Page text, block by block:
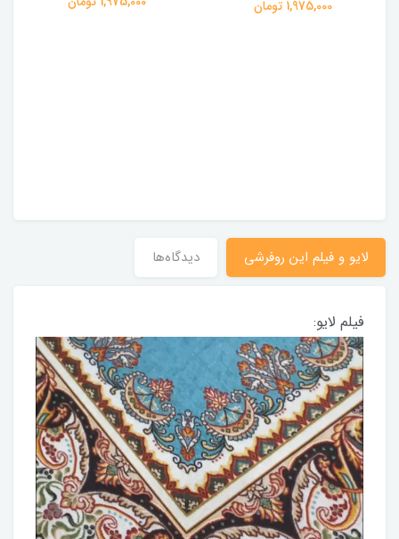
1,975,000 تومان
لایو و فیلم این روفرشی دیدگاه‌ها
فیلم لایو: